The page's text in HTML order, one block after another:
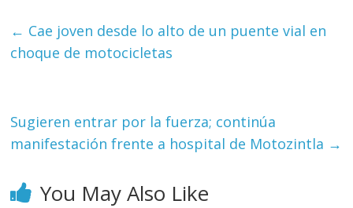
← Cae joven desde lo alto de un puente vial en
choque de motocicletas
Sugieren entrar por la fuerza; continúa
manifestación frente a hospital de Motozintla →
You May Also Like